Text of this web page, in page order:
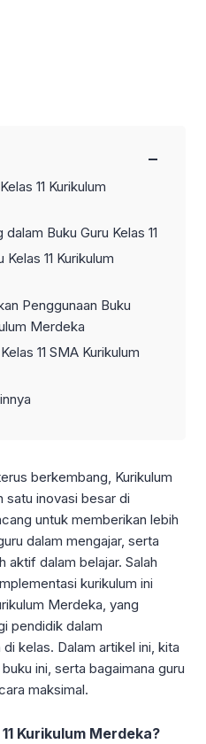
−
11 Kurikulum
Buku Guru Kelas 11
11 Kurikulum
Penggunaan Buku
Merdeka
11 SMA Kurikulum
berkembang, Kurikulum
satu inovasi besar di
untuk memberikan lebih
dalam mengajar, serta
aktif dalam belajar. Salah
kurikulum ini
Merdeka, yang
pendidik dalam
kelas. Dalam artikel ini, kita
ini, serta bagaimana guru
maksimal.
Kurikulum Merdeka?